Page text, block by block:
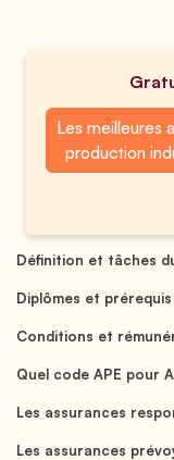
Les meilleures
production
Définition et tâches
Diplômes et
Conditions et
Quel code APE pour
Les assurances
Les assurances